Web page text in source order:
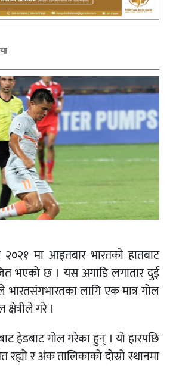
२०२१ मा आइतबार भारतको हातबाट
भएको छ । यस अगाडि लगातार दुई
लागि एक मात्र गोल
गरे ।
हेडबाट गोल गरेका हुन् । यो हारपछि
र अंक तालिकाको दोस्रो स्थानमा